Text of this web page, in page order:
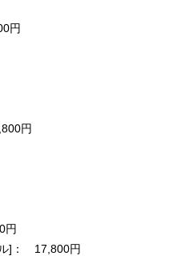
円
円
円
]： 17,800円